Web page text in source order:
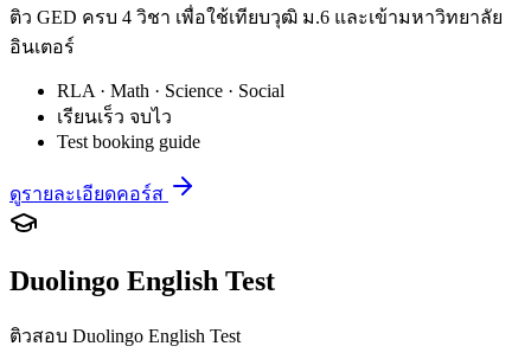
ติว GED ครบ 4 วิชา เพื่อใช้เทียบวุฒิ ม.6 และเข้ามหาวิทยาลัย
อินเตอร์
RLA · Math · Science · Social
เรียนเร็ว จบไว
Test booking guide
ดูรายละเอียดคอร์ส
Duolingo English Test
ติวสอบ Duolingo English Test